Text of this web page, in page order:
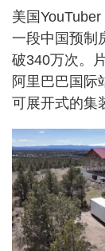
美国
一段中国预制
破340万次。
阿里巴巴国际
可展开式的集